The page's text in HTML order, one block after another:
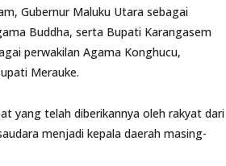
Gubernur Maluku Utara sebagai
Buddha, serta Bupati Karangasem
perwakilan Agama Konghucu,
Merauke.
yang telah diberikannya oleh rakyat dari
menjadi kepala daerah masing-